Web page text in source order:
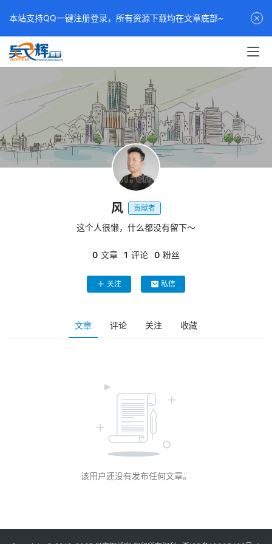
风 贡献者
这个人很懒，什么都没有留下～
0 文章 1 评论 0 粉丝
关注 私信
文章 评论 关注 收藏
该用户还没有发布任何文章。
本站支持QQ一键注册登录，所有资源下载均在文章底部~